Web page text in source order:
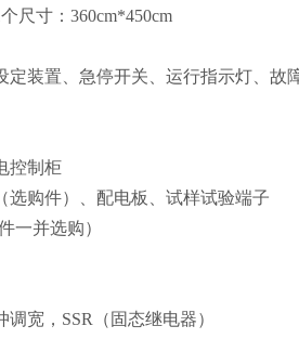
尺寸：360cm*450cm
定装置、急停开关、运行指示灯、故
控制柜
选购件）、配电板、试样试验端子
一并选购）
宽，SSR（固态继电器）